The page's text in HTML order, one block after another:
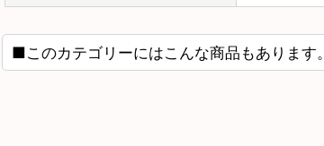
■このカテゴリーにはこんな商品もあります。